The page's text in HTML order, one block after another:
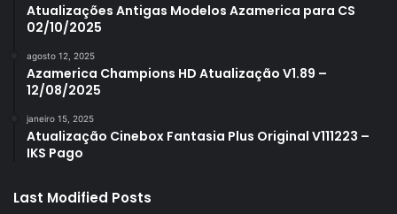
Atualizações Antigas Modelos Azamerica para CS
02/10/2025
agosto 12, 2025
Azamerica Champions HD Atualização V1.89 –
12/08/2025
janeiro 15, 2025
Atualização Cinebox Fantasia Plus Original V111223 –
IKS Pago
Last Modified Posts